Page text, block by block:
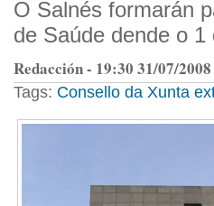
O Salnés formarán
de Saúde dende o
Redacción - 19:30 31/07/2008
Tags: Consello da Xunta